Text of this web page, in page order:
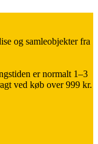
og samleobjekter fra
er normalt 1–3
ved køb over 999 kr.